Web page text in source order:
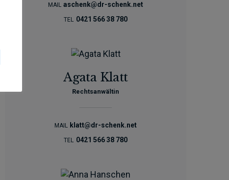
MAIL aschenk@dr-schenk.net
TEL 0421 566 38 780
Agata Klatt
Rechtsanwältin
MAIL klatt@dr-schenk.net
TEL 0421 566 38 780